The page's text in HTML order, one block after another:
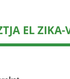
EL